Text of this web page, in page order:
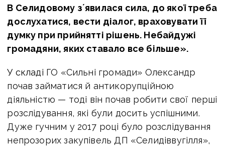
В Селидовому зʼявилася сила, до якої треба
дослухатися, вести діалог, враховувати її
думку при прийнятті рішень. Небайдужі
громадяни, яких ставало все більше».
У складі ГО «Сильні громади» Олександр
почав займатися й антикорупційною
діяльністю — тоді він почав робити свої перші
розслідування, які були досить успішними.
Дуже гучним у 2017 році було розслідування
непрозорих закупівель ДП «Селидіввугілля»,